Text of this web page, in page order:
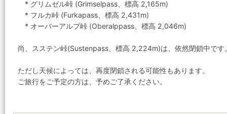
* グリムゼル峠 (Grimselpass、標高 2,165m)
* フルカ峠 (Furkapass、標高 2,431m)
* オーバーアルプ峠 (Oberalppass、標高 2,046m)
尚、スステン峠(Sustenpass、標高 2,224m)は、依然閉鎖中です
ただし天候によっては、再度閉鎖される可能性もあります。
ご旅行をご予定の方は、予めご了承ください。